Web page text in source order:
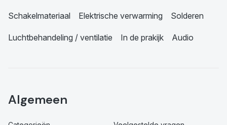
Schakelmateriaal Elektrische verwarming Solderen
Luchtbehandeling / ventilatie In de prakijk Audio
Algemeen